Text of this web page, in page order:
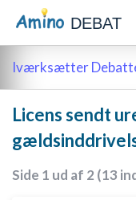
DEBAT
Iværksætter
Licens sendt
Side 1 ud af 2 (13